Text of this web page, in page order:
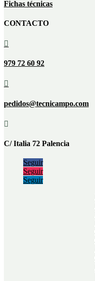
Fichas técnicas
CONTACTO

979 72 60 92

pedidos@tecnicampo.com

C/ Italia 72 Palencia
Seguir
Seguir
Seguir